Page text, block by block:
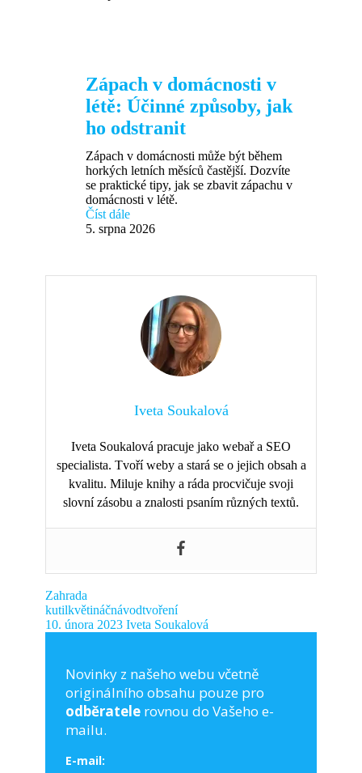
Zápach v domácnosti v
létě: Účinné způsoby, jak
ho odstranit
Zápach v domácnosti může být během
horkých letních měsíců častější. Dozvíte
se praktické tipy, jak se zbavit zápachu v
domácnosti v létě.
Číst dále
5. srpna 2026
Iveta Soukalová
Iveta Soukalová pracuje jako webař a SEO
specialista. Tvoří weby a stará se o jejich obsah a
kvalitu. Miluje knihy a ráda procvičuje svoji
slovní zásobu a znalosti psaním různých textů.
Zahrada
kutilkvětináčnávodtvoření
10. února 2023 Iveta Soukalová
Novinky z našeho webu včetně
originálního obsahu pouze pro
odběratele rovnou do Vašeho e-
mailu.
E-mail: